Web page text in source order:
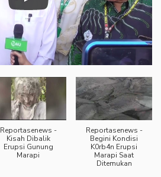
Reportasenews -
Kisah Dibalik
Erupsi Gunung
Marapi
Reportasenews -
Begini Kondisi
K0rb4n Erupsi
Marapi Saat
Ditemukan